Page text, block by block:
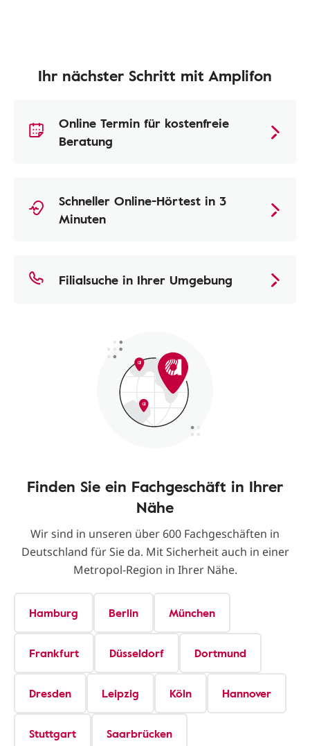
Ihr nächster Schritt mit Amplifon
Online Termin für kostenfreie
Beratung
Schneller Online-Hörtest in 3
Minuten
Filialsuche in Ihrer Umgebung
Finden Sie ein Fachgeschäft in Ihrer
Nähe
Wir sind in unseren über 600 Fachgeschäften in
Deutschland für Sie da. Mit Sicherheit auch in einer
Metropol-Region in Ihrer Nähe.
Hamburg Berlin München
Frankfurt Düsseldorf Dortmund
Dresden Leipzig Köln Hannover
Stuttgart Saarbrücken